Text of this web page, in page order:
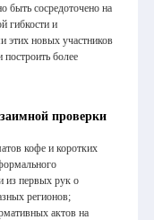
быть сосредоточено на
гибкости и
этих новых участников
более
проверки
кофе и коротких
из первых рук о
регионов;
актов на